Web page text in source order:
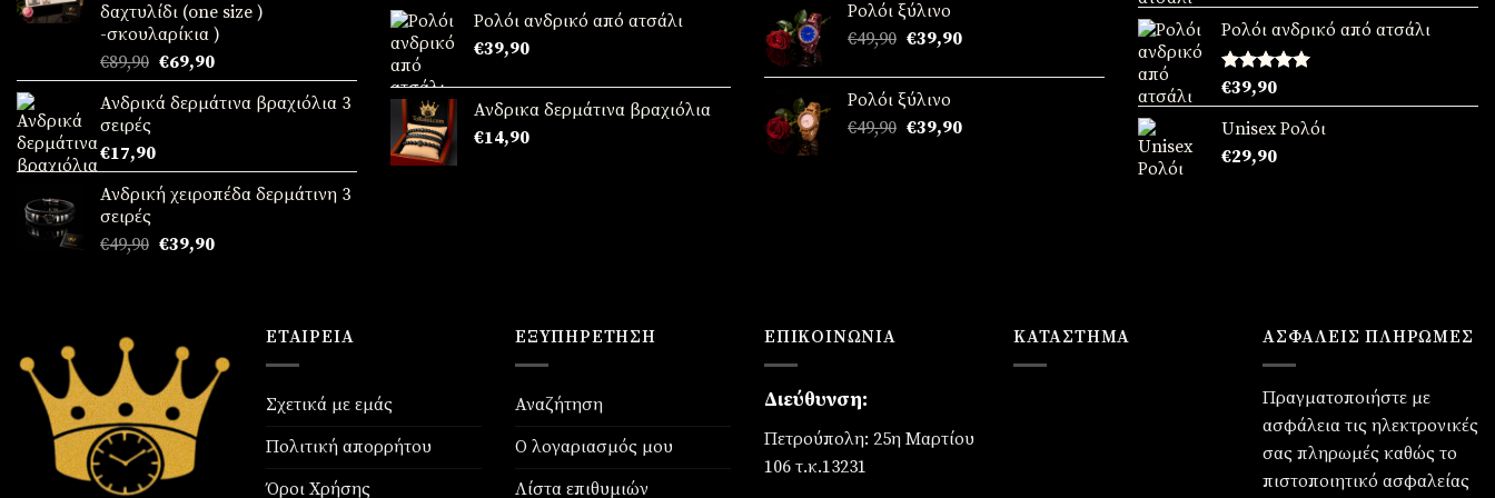
€69,90.
δαχτυλίδι (one size )
-σκουλαρίκια )
€89,90 Original
price
was:
€69,90Η
τρέχουσα
τιμή
Ανδρικά δερμάτινα βραχιόλια 3
σειρές
€17,90
Ανδρική χειροπέδα δερμάτινη 3
σειρές
€49,90 Original
€39,90Η
€39,90.
από 5
Ρολόι ανδρικό από ατσάλι
€39,90
Ανδρικα δερμάτινα βραχιόλια
€14,90
€49,90.
€39,90.
Ρολόι ξύλινο
€49,90 Original
was:
€49,90.
€39,90Η
τιμή
€39,90.
Ρολόι ξύλινο
€49,90 Original
€39,90Η
με5.00
από 5
Ρολόι ανδρικό από ατσάλι
Βαθμολογήθηκε
με5.00
από 5
€39,90
Unisex Ρολόι
€29,90
ΕΤΑΙΡΕΊΑ
Σχετικά με εμάς
Πολιτική απορρήτου
Όροι Χρήσης
ΕΞΥΠΗΡΈΤΗΣΗ
Αναζήτηση
Ο λογαριασμός μου
Λίστα επιθυμιών
ΕΠΙΚΟΙΝΩΝΊΑ
Διεύθυνση:
Πετρούπολη: 25η Μαρτίου
106 τ.κ.13231
ΚΑΤΆΣΤΗΜΑ ΑΣΦΑΛΕΙΣ ΠΛΗΡΩΜΕΣ
Πραγματοποιήστε με
ασφάλεια τις ηλεκτρονικές
σας πληρωμές καθώς το
πιστοποιητικό ασφαλείας